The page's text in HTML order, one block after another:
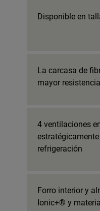
Disponible en
La carcasa de
mayor
4 ventilaciones
refrigeración
Forro interior y
Ionic+® y